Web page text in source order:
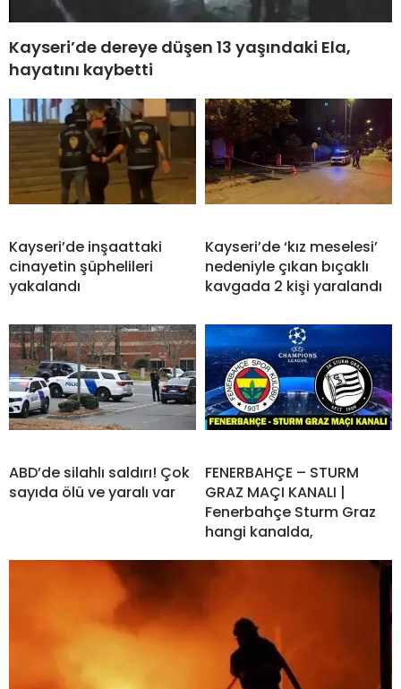
Kayseri’de dereye düşen 13 yaşındaki Ela,
hayatını kaybetti
Kayseri’de inşaattaki
cinayetin şüphelileri
yakalandı
Kayseri’de ‘kız meselesi’
nedeniyle çıkan bıçaklı
kavgada 2 kişi yaralandı
ABD’de silahlı saldırı! Çok
sayıda ölü ve yaralı var
FENERBAHÇE – STURM
GRAZ MAÇI KANALI |
Fenerbahçe Sturm Graz
hangi kanalda,